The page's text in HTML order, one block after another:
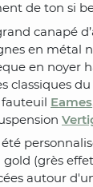
de ton si
canapé
en métal
en noyer
classiques
fauteuil Eames
(grès
autour